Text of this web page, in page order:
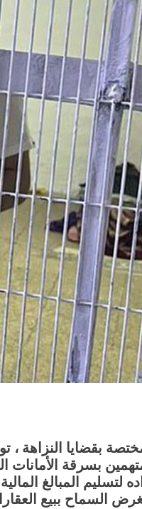
بقضايا النزاهة ،
بسرقة الأمانات
لتسليم المبالغ
السماح ببيع